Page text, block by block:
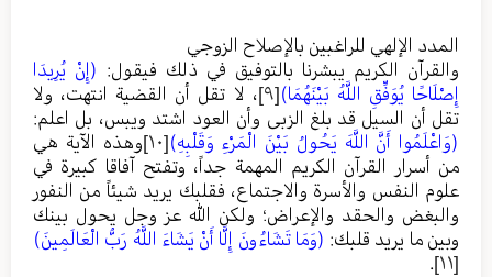
المدد الإلهي للراغبين بالإصلاح الزوجي
والقرآن الكريم يبشرنا بالتوفيق في ذلك فيقول: (إِنْ يُرِيدَا
إِصْلَاحًا يُوَفِّقِ اللَّهُ بَيْنَهُمَا)[٩]
، لا تقل أن القضية انتهت، ولا
تقل أن السيل قد بلغ الزبى وأن العود اشتد ويبس، بل اعلم:
(وَاعْلَمُوا أَنَّ اللَّهَ يَحُولُ بَيْنَ الْمَرْءِ وَقَلْبِهِ)[١٠]
وهذه الآية هي
من أسرار القرآن الكريم المهمة جداً، وتفتح آفاقا كبيرة في
علوم النفس والأسرة والاجتماع، فقلبك يريد شيئاً من النفور
والبغض والحقد والإعراض؛ ولكن الله عز وجل يحول بينك
وبين ما يريد قلبك: (وَمَا تَشَاءُونَ إِلَّا أَنْ يَشَاءَ اللَّهُ رَبُّ الْعَالَمِينَ)
[١١]
.